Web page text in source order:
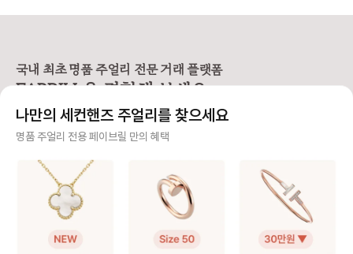
손목에 밀착되는 디자인이라, 사이즈
씬 쉬워져요. • 어떤 모델을 살 것인
지 (스몰 or 클래식) • 레이어드까지
❶ 스몰(sm) 모델 얇고 손목을 가볍
게 감싸서 여리여리한 느낌을 주는
디자인으로 너무 헐거우면 특유의 라
는 정도가 좋습니다. ✔️ 내 손목 둘레
에서 한 사이즈 크게 선택을 추천해
요. 👉 예: 손목 둘레 14cm → 15
몰보다 두께감이 확실히 느껴지는 타
존재감 있는 팔찌를 찾는 분들이 선
은 못을 굽혀 만든 형태가 특징이라
스테디셀러로 꾸준히 사랑받고 있어
요. [사이즈 선택 가이드] ❶ 한 사이
정사이즈로 착용하면 헤드 부분이 손
타이트하게 맞추면 못 머리 부분이
수에서 한 사이즈 업을 가장 많이 선
택합니다. 예: 평소 51호 착용 → 저
스트 앵 끌루 52호 추천 ❷ 손가락
컨디션 고려 🧐 손가락 굵기는 계절,
체온, 붓기에 따라 달라질 수 있어
지고, 오후에는 여유가 생기는 편이
우골드, 화이트골드,
맞물려 돌아가는 디
적으로 평소 사이즈와
즈를 가장 먼저 추천해요. 다만
락에 살이 있는 편이
하게 튀어나와 보일
예: 평소 49호 착용 👉 트리니
국내 최초 명품 주얼리 전문 거래 플랫폼
FABRILL을 경험해 보세요.
사기 걱정 없는 안전 결제
니면 반환해 드려요.
주얼리 전문 이중 검수
주얼리 검수에 특화된 페이브릴 검수팀과 전문 감정사가 컨디션 및 정품 여부를 철저하고 꼼꼼하
게 확인해요.
나만의 세컨핸즈 주얼리를 찾으세요
명품 주얼리 전용 페이브릴 만의 혜택